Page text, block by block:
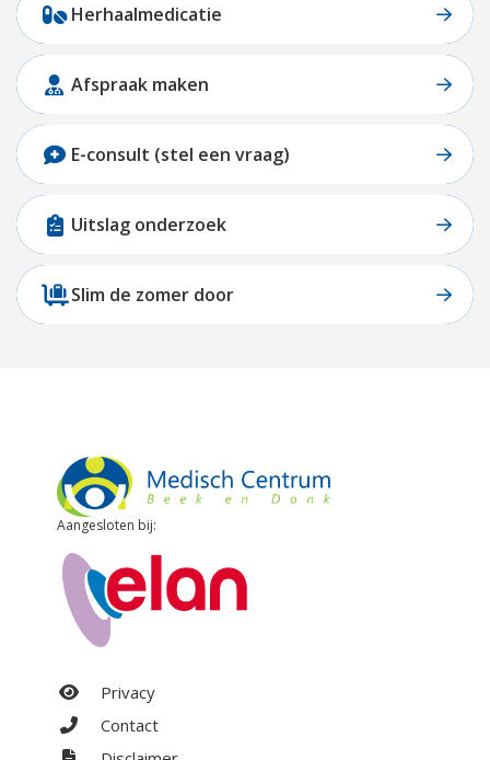
Herhaalmedicatie
Afspraak maken
E-consult (stel een vraag)
Uitslag onderzoek
Slim de zomer door
Aangesloten bij:
Privacy
Contact